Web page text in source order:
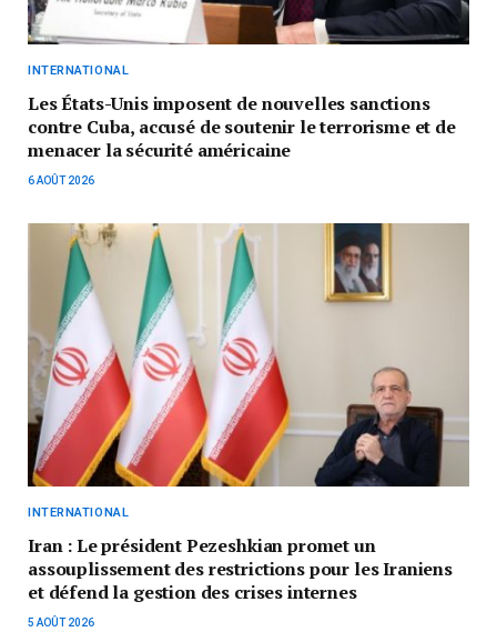
INTERNATIONAL
Les États-Unis imposent de nouvelles sanctions
contre Cuba, accusé de soutenir le terrorisme et de
menacer la sécurité américaine
6 AOÛT 2026
INTERNATIONAL
Iran : Le président Pezeshkian promet un
assouplissement des restrictions pour les Iraniens
et défend la gestion des crises internes
5 AOÛT 2026